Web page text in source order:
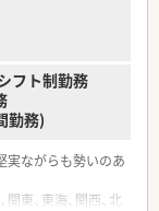
フト制勤務
勤務)
実ながらも勢いのあ
東、東海、関西、北